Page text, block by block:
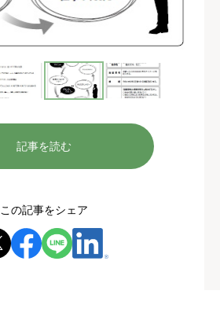
記事を読む
この記事をシェア